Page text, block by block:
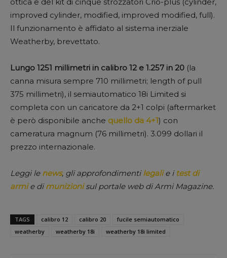
improved cylinder, modified, improved modified, full).
Il funzionamento è affidato al sistema inerziale
Weatherby, brevettato.
Lungo 1251 millimetri in calibro 12 e 1.257 in 20 (la
canna misura sempre 710 millimetri; length of pull
375 millimetri), il semiautomatico 18i Limited si
completa con un caricatore da 2+1 colpi (aftermarket
è però disponibile anche quello da 4+1) con
cameratura magnum (76 millimetri). 3.099 dollari il
prezzo internazionale.
Leggi le news, gli approfondimentilegali e i test di
armie dimunizioni sul portale web di Armi Magazine.
TAGS calibro 12 calibro 20
fucile semiautomatico
weatherby
weatherby 18i weatherby 18i limited